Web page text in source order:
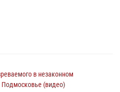
в незаконном
(видео)